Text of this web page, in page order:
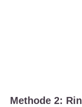
Methode 2: